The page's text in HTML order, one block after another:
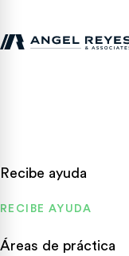
Recibe ayuda
RECIBE AYUDA
Áreas de práctica